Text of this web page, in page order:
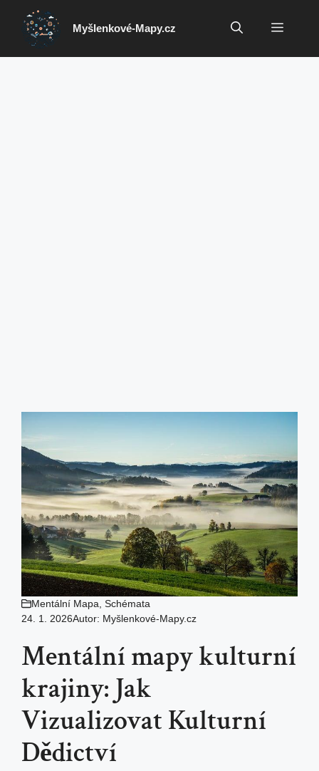
Přeskočit
obsah
Myšlenkové-Mapy.cz Menu
Mentální Mapa Schémata
24. 1. 2026Autor: Myšlenkové-Mapy.cz
Mentální mapy kulturní
krajiny: Jak
Vizualizovat Kulturní
Dědictví